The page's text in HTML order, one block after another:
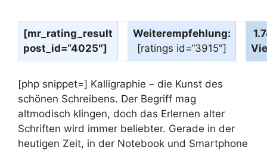
[mr_rating_result
post_id=“4025″]
Weiterempfehlung:
[ratings id=“3915″]
[php snippet=] Kalligraphie – die Kunst des
schönen Schreibens. Der Begriff mag
altmodisch klingen, doch das Erlernen alter
Schriften wird immer beliebter. Gerade in der
heutigen Zeit, in der Notebook und Smartphone